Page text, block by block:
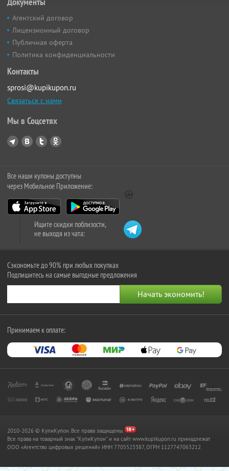
Агентский договор
Лицензионный договор
Публичная оферта
Политика конфиденциальности
Контакты
sprosi@kupikupon.ru
Связаться с нами
Мы в Соцсетях
Все наши купоны доступны
через Мобильное Приложение:
Ищите скидки поблизости,
не выходя из чата:
Сэкономьте до 90% при любых покупках
Подпишитесь на самые выгодные предложения
Принимаем к оплате:
2010-2026 © КупиКупон. Все права защищены.
Все права на товарный знак "КупиКупон" и на сайт www.kupikupon.ru принадлежат
OOO «Агентство цифровых решений» ИНН 7705523387, ОГРН 1127747063212